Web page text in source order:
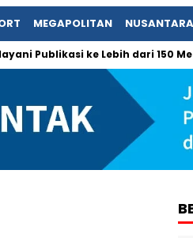
MEGAPOLITAN NUSANTARA
ke Lebih dari 150 Media